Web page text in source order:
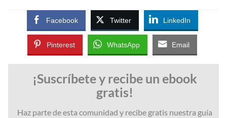
Facebook Twitter LinkedIn
Pinterest WhatsApp Email